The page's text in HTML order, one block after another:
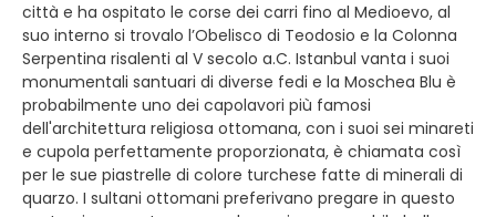
città e ha ospitato le corse dei carri fino al Medioevo, al
suo interno si trovalo l’Obelisco di Teodosio e la Colonna
Serpentina risalenti al V secolo a.C. Istanbul vanta i suoi
monumentali santuari di diverse fedi e la Moschea Blu è
probabilmente uno dei capolavori più famosi
dell'architettura religiosa ottomana, con i suoi sei minareti
e cupola perfettamente proporzionata, è chiamata così
per le sue piastrelle di colore turchese fatte di minerali di
quarzo. I sultani ottomani preferivano pregare in questo